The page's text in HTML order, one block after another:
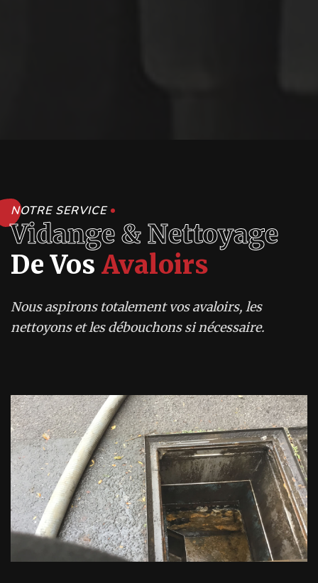
NOTRE SERVICE
Vidange & Nettoyage
De Vos Avaloirs
Nous aspirons totalement vos avaloirs, les
nettoyons et les débouchons si nécessaire.